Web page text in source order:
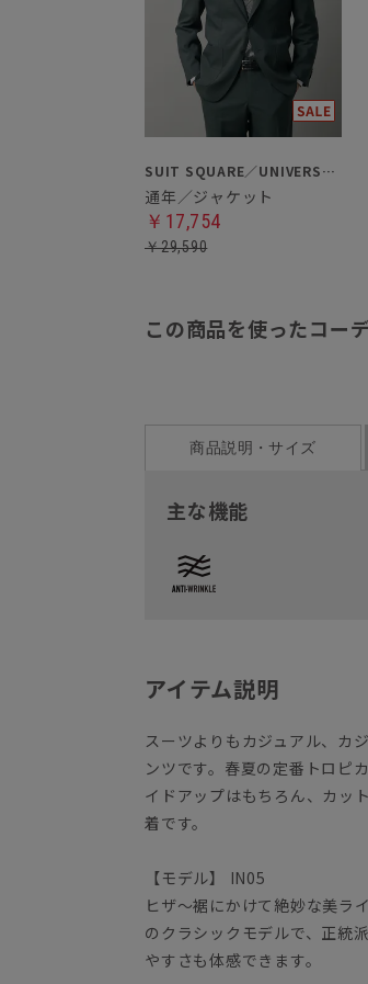
SUIT SQUARE／UNIVERSAL LANGUAGE
通年／ジャケット
￥17,754
￥29,590
この商品を使ったコー
商品説明・サイズ
主な機能
アイテム説明
スーツよりもカジュアル、カ
ンツです。春夏の定番トロピ
イドアップはもちろん、カッ
着です。
【モデル】 IN05
ヒザ～裾にかけて絶妙な美ラ
のクラシックモデルで、正統
やすさも体感できます。